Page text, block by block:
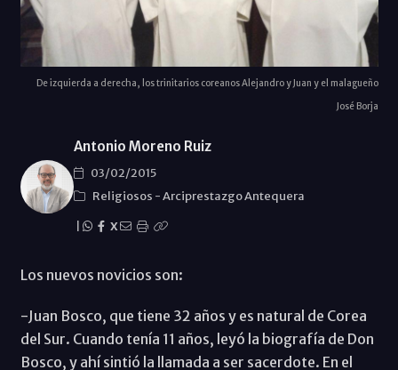
De izquierda a derecha, los trinitarios coreanos Alejandro y Juan y el malagueño
José Borja
Antonio Moreno Ruiz
03/02/2015
Religiosos -Arciprestazgo Antequera
X
Los nuevos novicios son:
-Juan Bosco, que tiene 32 años y es natural de Corea
del Sur. Cuando tenía 11 años, leyó la biografía de Don
Bosco, y ahí sintió la llamada a ser sacerdote. En el